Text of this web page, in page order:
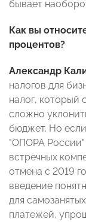
бывает
Как вы
процентов?
Александр
налогов для
налог, который
сложно
бюджет. Но
"ОПОРА России"
встречных
отмена с 2019
введение
для
платежей,